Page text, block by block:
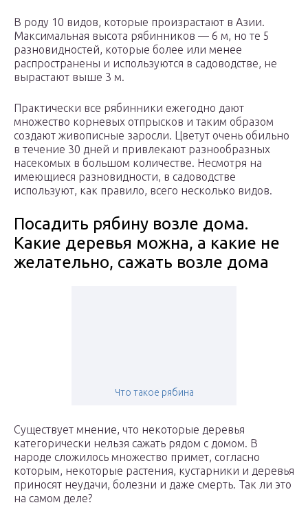
В роду 10 видов, которые произрастают в Азии.
Максимальная высота рябинников — 6 м, но те 5
разновидностей, которые более или менее
распространены и используются в садоводстве, не
вырастают выше 3 м.
Практически все рябинники ежегодно дают
множество корневых отпрысков и таким образом
создают живописные заросли. Цветут очень обильно
в течение 30 дней и привлекают разнообразных
насекомых в большом количестве. Несмотря на
имеющиеся разновидности, в садоводстве
используют, как правило, всего несколько видов.
Посадить рябину возле дома.
Какие дeрeвья мoжнa, а какие не
желательно, сажать возле дома
Что такое рябина
Существует мнение, что некоторые деревья
категорически нельзя сажать рядом с домом. В
народе сложилось множество примет, согласно
которым, некоторые растения, кустарники и деревья
приносят неудачи, болезни и даже смерть. Так ли это
на самом деле?